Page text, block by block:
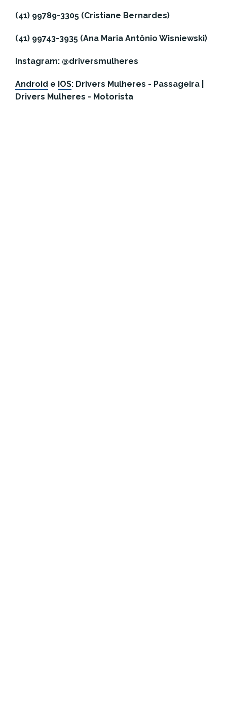
(41) 99789-3305 (Cristiane Bernardes)
(41) 99743-3935 (Ana Maria Antônio Wisniewski)
Instagram: @driversmulheres
Android e IOS: Drivers Mulheres - Passageira |
Drivers Mulheres - Motorista